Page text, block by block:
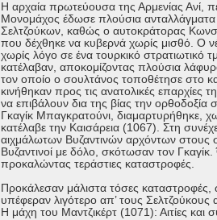
Η αρχαία πρωτεύουσα της Αρμενίας Ανί,
Μονομάχος έδωσε πλούσια
Σελτζούκων, καθώς ο αυτοκράτορας
που δέχθηκε να κυβερνά χωρίς μισθό. Ο
χωρίς λόγο σε ένα τουρκικό στρατιωτικό
κατέλαβαν, αποκομίζοντας πλούσια
τον οποίο ο σουλτάνος τοποθέτησε στο
κινήθηκαν προς τις ανατολικές
να επιβάλουν δια της βίας την ορθοδοξία
Γκαγίκ Μπαγκρατούνι, διαμαρτυρήθηκε,
κατέλαβε την Καισάρεια (1067). Στη
αιχμάλωτων Βυζαντινών αρχόντων στους
Βυζαντινοί με δόλο, σκότωσαν τον
προκαλώντας τεράστιες καταστροφές.
Προκάλεσαν μάλιστα τόσες καταστροφές,
υπέφεραν λιγότερο απ’ τους
Η μάχη του Μαντζικέρτ (1071): Αιτίες